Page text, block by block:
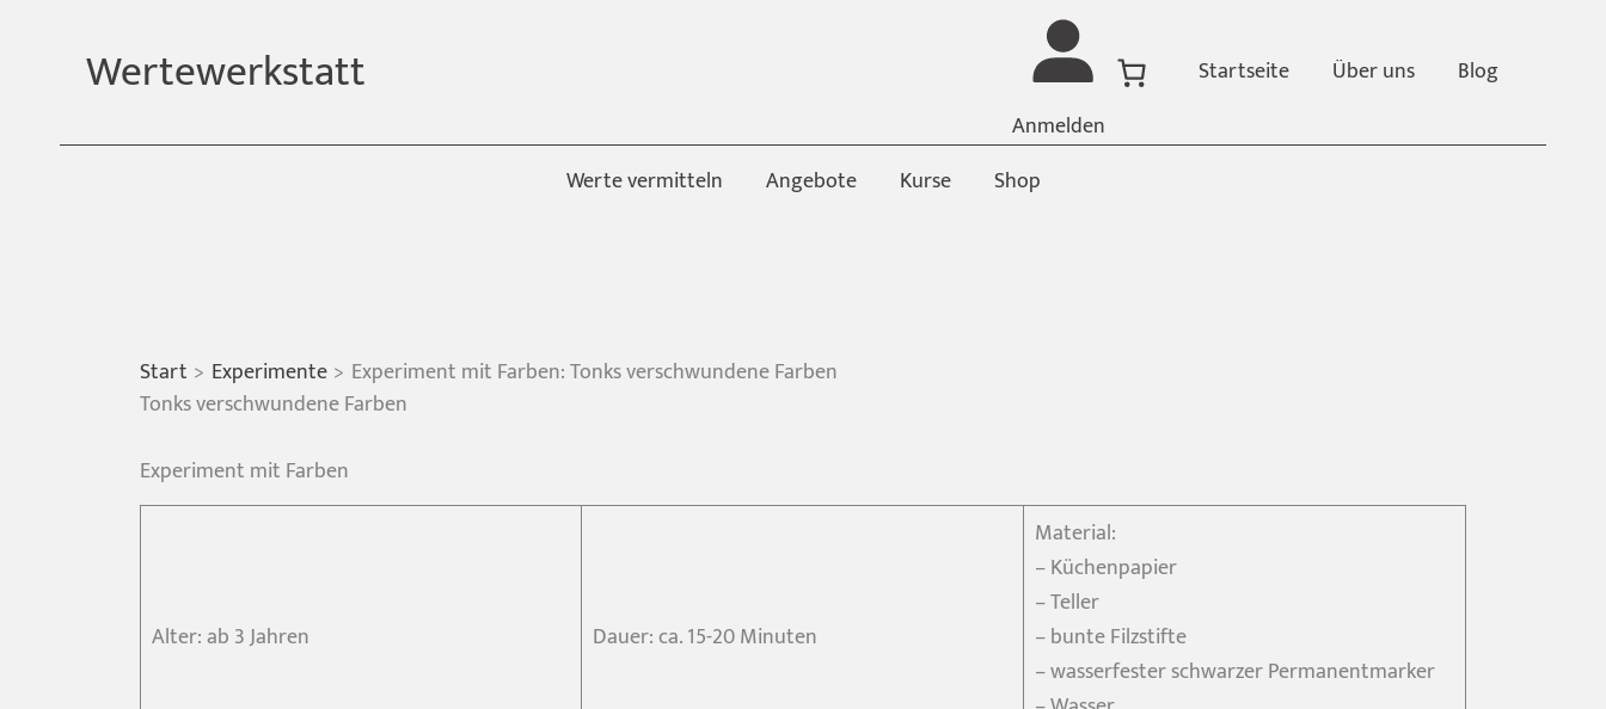
Wertewerkstatt
Anmelden
Startseite Über uns Blog
Werte vermitteln Angebote Kurse Shop
Start Experimente
Experiment mit Farben: Tonks verschwundene Farben
Tonks verschwundene Farben
Experiment mit Farben
Alter: ab 3 Jahren Dauer: ca. 15-20 Minuten
Material:
– Küchenpapier
– Teller
– bunte Filzstifte
– wasserfester schwarzer Permanentmarker